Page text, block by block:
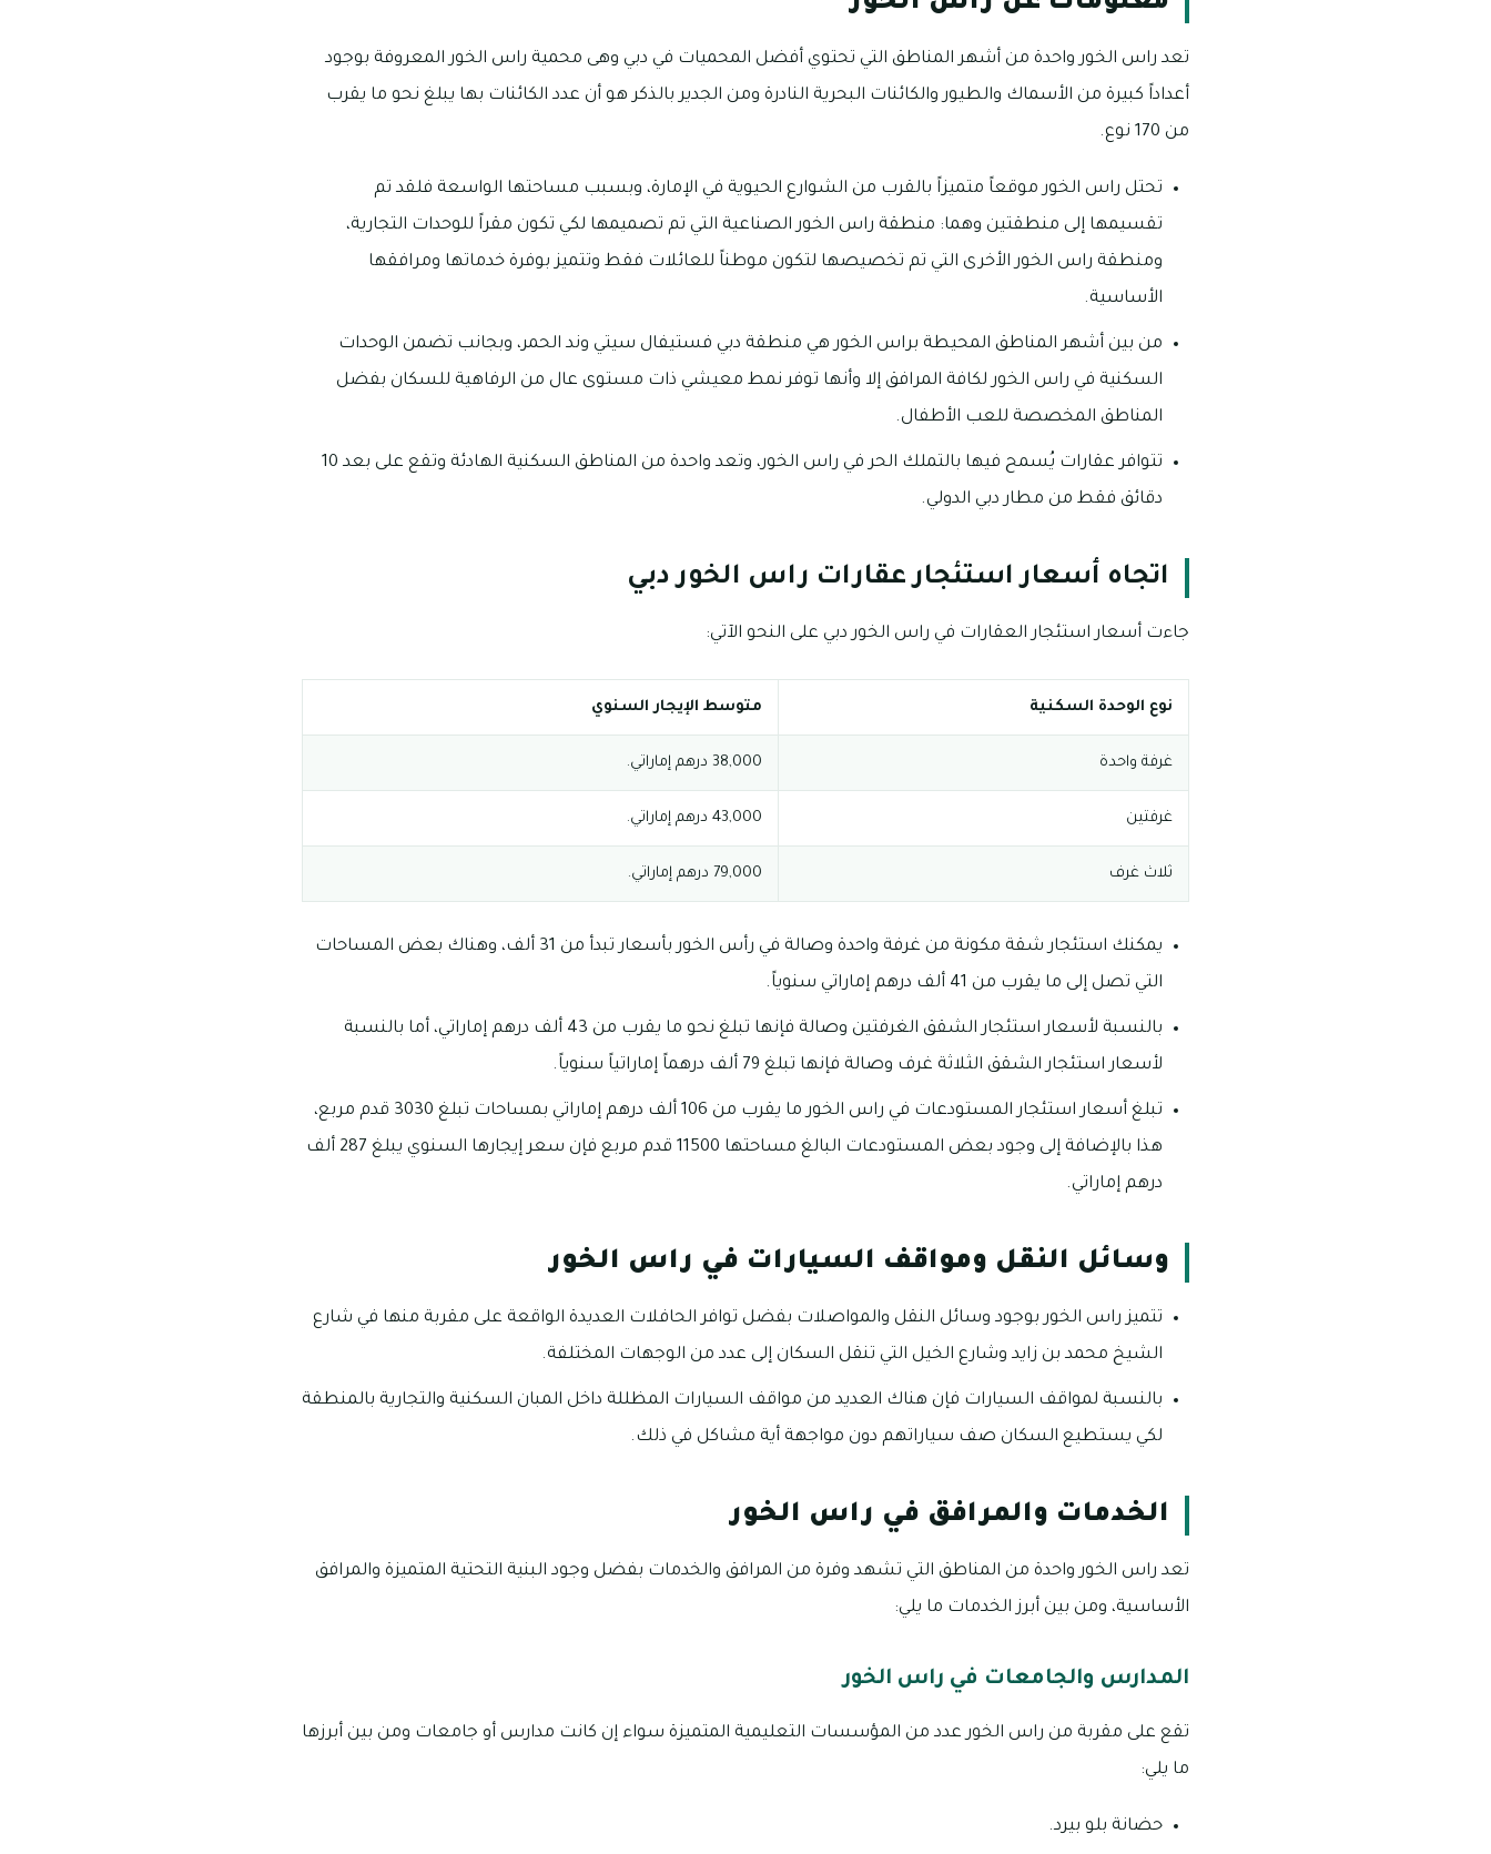
تعد راس الخور واحدة من أشهر المناطق التي تحتوي أفضل المحميات في دبي وهى محمية راس الخور المعروفة بوجود
أعداداً كبيرة من الأسماك والطيور والكائنات البحرية النادرة ومن الجدير بالذكر هو أن عدد الكائنات بها يبلغ نحو ما يقرب
من 170 نوع.
تحتل راس الخور موقعاً متميزاً بالقرب من الشوارع الحيوية في الإمارة، وبسبب مساحتها الواسعة فلقد تم
تقسيمها إلى منطقتين وهما: منطقة راس الخور الصناعية التي تم تصميمها لكي تكون مقراً للوحدات التجارية،
ومنطقة راس الخور الأخرى التي تم تخصيصها لتكون موطناً للعائلات فقط وتتميز بوفرة خدماتها ومرافقها
الأساسية.
من بين أشهر المناطق المحيطة براس الخور هي منطقة دبي فستيفال سيتي وند الحمر، وبجانب تضمن الوحدات
السكنية في راس الخور لكافة المرافق إلا وأنها توفر نمط معيشي ذات مستوى عال من الرفاهية للسكان بفضل
المناطق المخصصة للعب الأطفال.
تتوافر عقارات يُسمح فيها بالتملك الحر في راس الخور، وتعد واحدة من المناطق السكنية الهادئة وتقع على بعد 10
دقائق فقط من مطار دبي الدولي.
اتجاه أسعار استئجار عقارات راس الخور دبي
جاءت أسعار استئجار العقارات في راس الخور دبي على النحو الآتي:
نوع الوحدة السكنية متوسط الإيجار السنوي
غرفة واحدة 38,000 درهم إماراتي.
غرفتين 43,000 درهم إماراتي.
ثلاث غرف 79,000 درهم إماراتي.
يمكنك استئجار شقة مكونة من غرفة واحدة وصالة في رأس الخور بأسعار تبدأ من 31 ألف، وهناك بعض المساحات
التي تصل إلى ما يقرب من 41 ألف درهم إماراتي سنوياً.
بالنسبة لأسعار استئجار الشقق الغرفتين وصالة فإنها تبلغ نحو ما يقرب من 43 ألف درهم إماراتي، أما بالنسبة
لأسعار استئجار الشقق الثلاثة غرف وصالة فإنها تبلغ 79 ألف درهماً إماراتياً سنوياً.
تبلغ أسعار استئجار المستودعات في راس الخور ما يقرب من 106 ألف درهم إماراتي بمساحات تبلغ 3030 قدم مربع،
هذا بالإضافة إلى وجود بعض المستودعات البالغ مساحتها 11500 قدم مربع فإن سعر إيجارها السنوي يبلغ 287 ألف
درهم إماراتي.
وسائل النقل ومواقف السيارات في راس الخور
تتميز راس الخور بوجود وسائل النقل والمواصلات بفضل توافر الحافلات العديدة الواقعة على مقربة منها في شارع
الشيخ محمد بن زايد وشارع الخيل التي تنقل السكان إلى عدد من الوجهات المختلفة.
بالنسبة لمواقف السيارات فإن هناك العديد من مواقف السيارات المظللة داخل المبان السكنية والتجارية بالمنطقة
لكي يستطيع السكان صف سياراتهم دون مواجهة أية مشاكل في ذلك.
الخدمات والمرافق في راس الخور
تعد راس الخور واحدة من المناطق التي تشهد وفرة من المرافق والخدمات بفضل وجود البنية التحتية المتميزة والمرافق
الأساسية، ومن بين أبرز الخدمات ما يلي:
المدارس والجامعات في راس الخور
تقع على مقربة من راس الخور عدد من المؤسسات التعليمية المتميزة سواء إن كانت مدارس أو جامعات ومن بين أبرزها
ما يلي:
حضانة بلو بيرد.